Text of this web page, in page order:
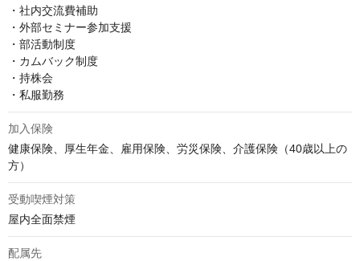
・社内交流費補助
・外部セミナー参加支援
・部活動制度
・カムバック制度
・持株会
・私服勤務
加入保険
健康保険、厚生年金、雇用保険、労災保険、介護保険（40歳以上の
方）
受動喫煙対策
屋内全面禁煙
配属先